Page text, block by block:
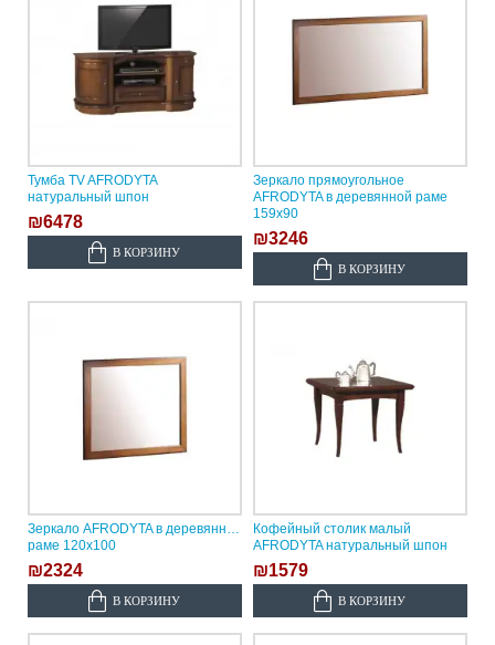
Тумба TV AFRODYTA
натуральный шпон
₪6478
В КОРЗИНУ
Зеркало прямоугольное
AFRODYTA в деревянной раме
159х90
₪3246
В КОРЗИНУ
Зеркало AFRODYTA в деревянной
раме 120x100
₪2324
В КОРЗИНУ
Кофейный столик малый
AFRODYTA натуральный шпон
₪1579
В КОРЗИНУ